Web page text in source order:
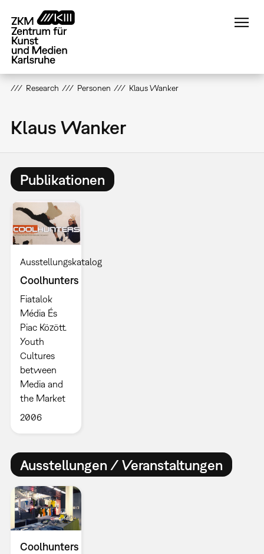
zum
Inhalt
Research Personen Klaus Wanker
Klaus Wanker
Publikationen
Ausstellungskatalog
Coolhunters
Fiatalok
Média És
Piac Között.
Youth
Cultures
between
Media and
the Market
2006
Ausstellungen / Veranstaltungen
Coolhunters